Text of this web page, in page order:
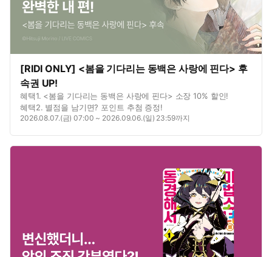
[RIDI ONLY] <봄을 기다리는 동백은 사랑에 핀다> 후
속권 UP!
혜택1. <봄을 기다리는 동백은 사랑에 핀다> 소장 10% 할인!
혜택2. 별점을 남기면? 포인트 추첨 증정!
2026.08.07.(금) 07:00 ~ 2026.09.06.(일) 23:59까지